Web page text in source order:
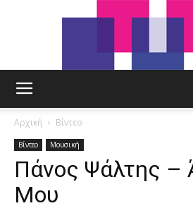
Αρχική Βίντεο
Βίντεο Μουσική
Πάνος Ψάλτης –
Μου